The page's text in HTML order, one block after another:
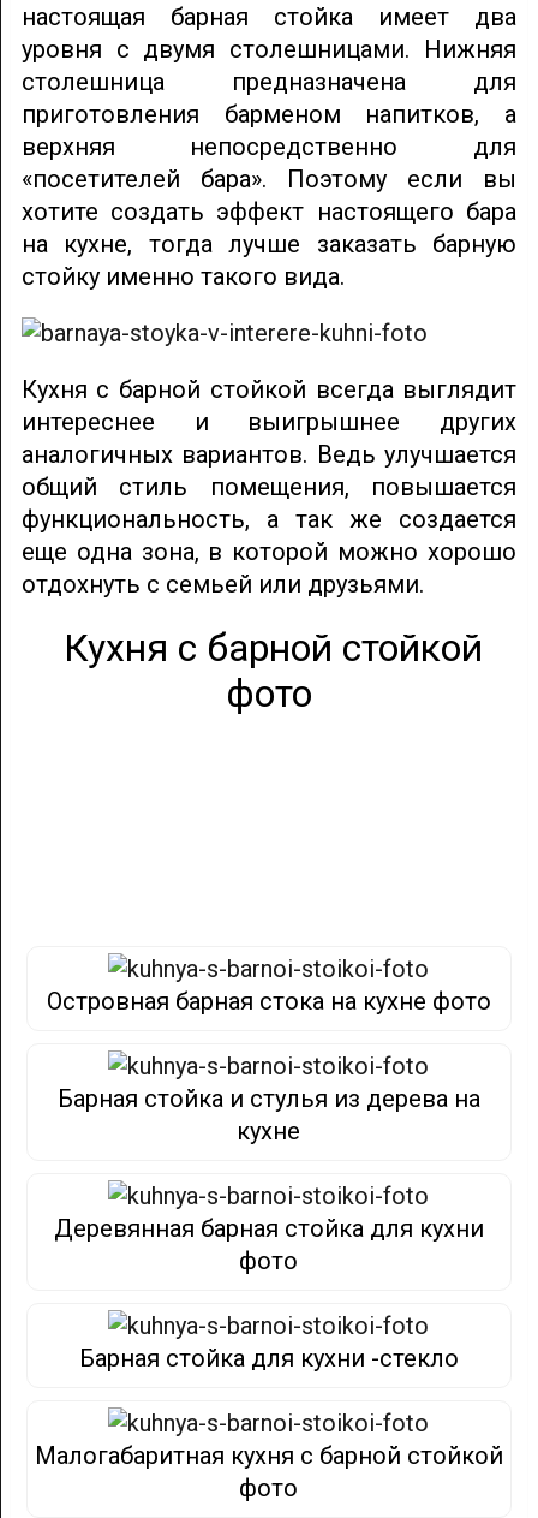
настоящая барная стойка имеет два
уровня с двумя столешницами. Нижняя
столешница предназначена для
приготовления барменом напитков, а
верхняя непосредственно для
«посетителей бара». Поэтому если вы
хотите создать эффект настоящего бара
на кухне, тогда лучше заказать барную
стойку именно такого вида.
Кухня с барной стойкой всегда выглядит
интереснее и выигрышнее других
аналогичных вариантов. Ведь улучшается
общий стиль помещения, повышается
функциональность, а так же создается
еще одна зона, в которой можно хорошо
отдохнуть с семьей или друзьями.
Кухня с барной стойкой
фото
Островная барная стока на кухне фото
Барная стойка и стулья из дерева на
кухне
Деревянная барная стойка для кухни
фото
Барная стойка для кухни -стекло
Малогабаритная кухня с барной стойкой
фото